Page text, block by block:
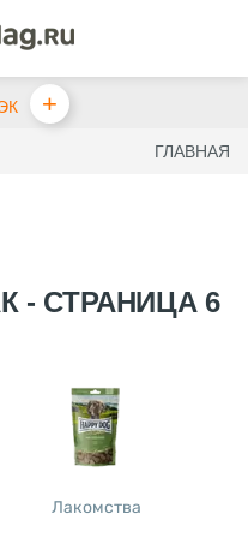
+
ГЛАВНАЯ
- CТРАНИЦА 6
Лакомства